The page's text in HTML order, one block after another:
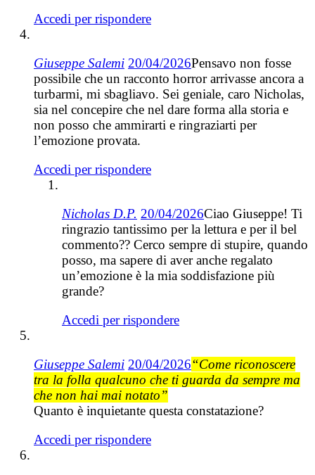
Accedi per rispondere
Giuseppe Salemi 20/04/2026Pensavo non fosse
possibile che un racconto horror arrivasse ancora a
turbarmi, mi sbagliavo. Sei geniale, caro Nicholas,
sia nel concepire che nel dare forma alla storia e
non posso che ammirarti e ringraziarti per
l’emozione provata.
Accedi per rispondere
Nicholas D.P. 20/04/2026Ciao Giuseppe! Ti
ringrazio tantissimo per la lettura e per il bel
commento?? Cerco sempre di stupire, quando
posso, ma sapere di aver anche regalato
un’emozione è la mia soddisfazione più
grande?
Accedi per rispondere
Giuseppe Salemi 20/04/2026“Come riconoscere
tra la folla qualcuno che ti guarda da sempre ma
che non hai mai notato”
Quanto è inquietante questa constatazione?
Accedi per rispondere